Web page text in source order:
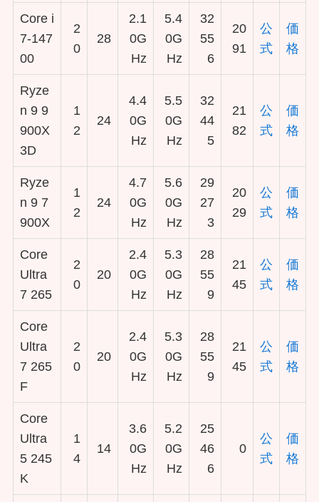
Core i
7-147
00
2
0
28
2.1
0G
Hz
5.4
0G
Hz
32
55
6
20
91
公
式
価
格
Ryze
n 9 9
900X
3D
1
2
24
4.4
0G
Hz
5.5
0G
Hz
32
44
5
21
82
公
式
価
格
Ryze
n 9 7
900X
1
2
24
4.7
0G
Hz
5.6
0G
Hz
29
27
3
20
29
公
式
価
格
Core
Ultra
7 265
2
0
20
2.4
0G
Hz
5.3
0G
Hz
28
55
9
21
45
公
式
価
格
Core
Ultra
7 265
F
2
0
20
2.4
0G
Hz
5.3
0G
Hz
28
55
9
21
45
公
式
価
格
Core
Ultra
5 245
K
1
4
14
3.6
0G
Hz
5.2
0G
Hz
25
46
6
0
公
式
価
格